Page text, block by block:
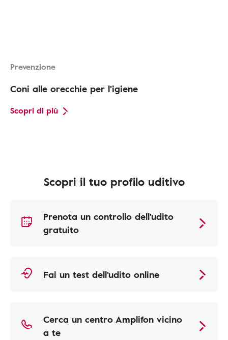
Prevenzione
Coni alle orecchie per l'igiene
Scopri di più
Scopri il tuo profilo uditivo
Prenota un controllo dell'udito
gratuito
Fai un test dell'udito online
Cerca un centro Amplifon vicino
a te